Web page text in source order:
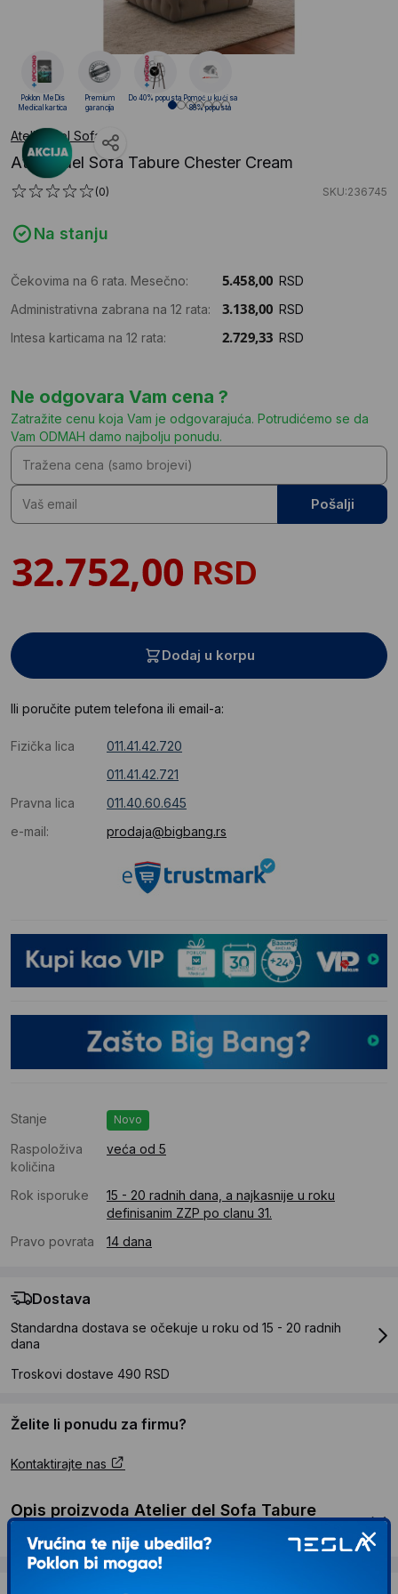
Atelier del Sofa
Atelier del Sofa Tabure Chester Cream
(0) SKU:236745
Na stanju
Čekovima na 6 rata. Mesečno:
RSD
Administrativna zabrana na 12 rata:
RSD
Intesa karticama na 12 rata:
RSD
Ne odgovara Vam cena ?
Zatražite cenu koja Vam je odgovarajuća. Potrudićemo se da
Vam ODMAH damo najbolju ponudu.
Pošalji
RSD
Dodaj u korpu
Ili poručite putem telefona ili email-a:
Fizička lica
011.41.42.720
011.41.42.721
Pravna lica
011.40.60.645
e-mail:
prodaja@bigbang.rs
Stanje Novo
Raspoloživa
količina
veća od 5
Rok isporuke
15 - 20 radnih dana, a najkasnije u roku
definisanim ZZP po clanu 31.
Pravo povrata
14 dana
Dostava
Standardna dostava se očekuje u roku od 15 - 20 radnih
dana
Troskovi dostave 490 RSD
Želite li ponudu za firmu?
Kontaktirajte nas
Poklon MeDis
Medical kartica
Premium
garancija
Do 40% popusta Pomoć u kući sa
88% popusta
Opis proizvoda Atelier del Sofa Tabure